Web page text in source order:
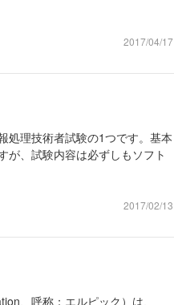
2017/04/17
処理技術者試験の1つです。基本
が、試験内容は必ずしもソフト
2017/02/13
、呼称：エルピック）は、